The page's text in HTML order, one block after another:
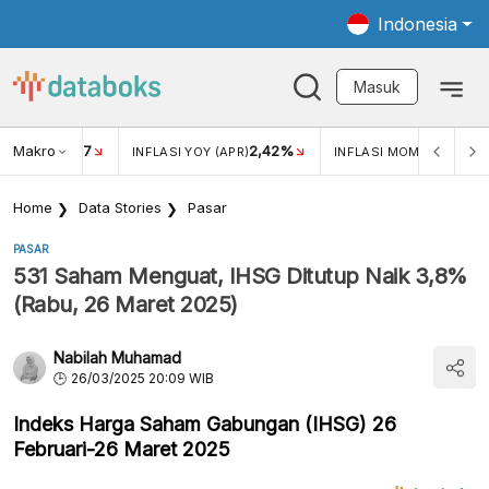
Indonesia
Masuk
Makro
USD/IDR 17 INFLASI YOY (APR)2,42% INFLASI MOM (MAR)
Home Data Stories Pasar
PASAR
531 Saham Menguat, IHSG Ditutup Naik 3,8%
(Rabu, 26 Maret 2025)
Nabilah Muhamad
26/03/2025 20:09 WIB
Indeks Harga Saham Gabungan (IHSG) 26
Februari-26 Maret 2025